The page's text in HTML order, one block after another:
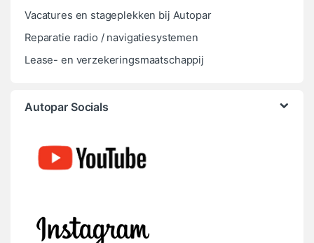
Vacatures en stageplekken bij Autopar
Reparatie radio / navigatiesystemen
Lease- en verzekeringsmaatschappij
Autopar Socials